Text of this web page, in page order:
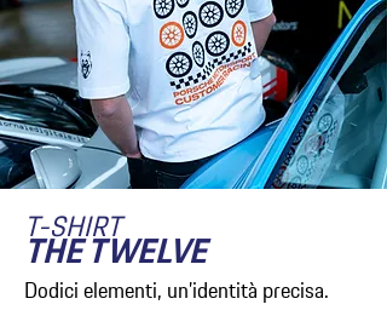
T-SHIRT
THE TWELVE
Dodici elementi, un’identità precisa.